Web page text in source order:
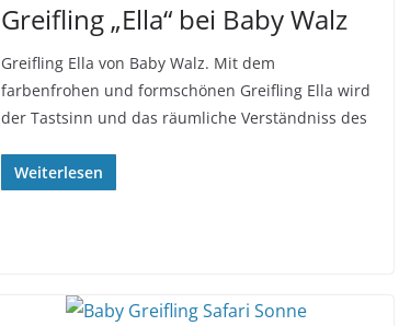
Greifling „Ella“ bei Baby Walz
Greifling Ella von Baby Walz. Mit dem
farbenfrohen und formschönen Greifling Ella wird
der Tastsinn und das räumliche Verständniss des
Weiterlesen